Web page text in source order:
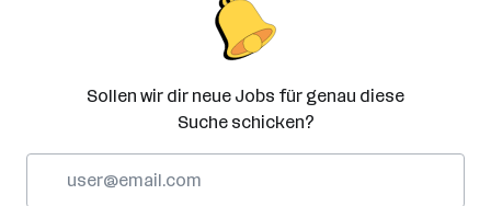
Sollen wir dir neue Jobs für genau diese
Suche schicken?